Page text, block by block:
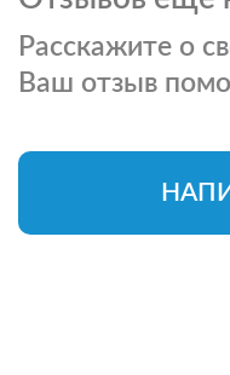
Расскажите о
Ваш отзыв